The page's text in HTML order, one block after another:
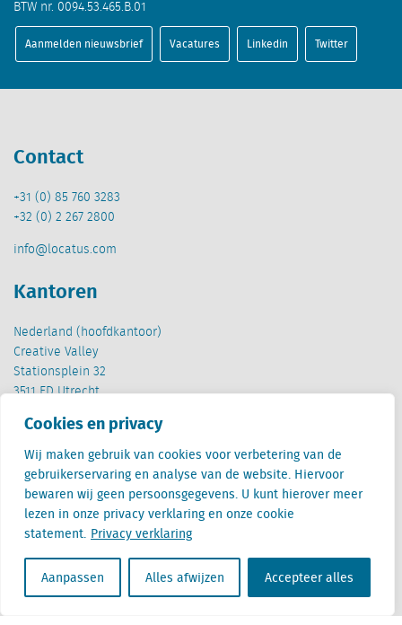
Cookies en privacy
Wij maken gebruik van cookies voor verbetering van de
gebruikerservaring en analyse van de website. Hiervoor
bewaren wij geen persoonsgegevens. U kunt hierover meer
lezen in onze privacy verklaring en onze cookie
statement. Privacy verklaring
Aanpassen Alles afwijzen Accepteer alles
BTW nr. 0094.53.465.B.01
Aanmelden nieuwsbrief Vacatures Linkedin Twitter
Contact
+31 (0) 85 760 3283
+32 (0) 2 267 2800
info@locatus.com
Kantoren
Nederland (hoofdkantoor)
Creative Valley
Stationsplein 32
3511 ED Utrecht
België
Cantersteen 47
1000 Brussel
Locatus B.V. and Locatus Belgie B.V. are wholly-owned subsidiaries of Green Street